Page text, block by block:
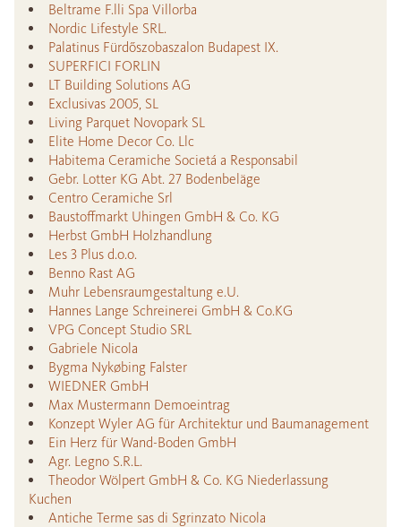
Beltrame F.lli Spa Villorba
Nordic Lifestyle SRL.
Palatinus Fürdőszobaszalon Budapest IX.
SUPERFICI FORLIN
LT Building Solutions AG
Exclusivas 2005, SL
Living Parquet Novopark SL
Elite Home Decor Co. Llc
Habitema Ceramiche Societá a Responsabil
Gebr. Lotter KG Abt. 27 Bodenbeläge
Centro Ceramiche Srl
Baustoffmarkt Uhingen GmbH & Co. KG
Herbst GmbH Holzhandlung
Les 3 Plus d.o.o.
Benno Rast AG
Muhr Lebensraumgestaltung e.U.
Hannes Lange Schreinerei GmbH & Co.KG
VPG Concept Studio SRL
Gabriele Nicola
Bygma Nykøbing Falster
WIEDNER GmbH
Max Mustermann Demoeintrag
Konzept Wyler AG für Architektur und Baumanagement
Ein Herz für Wand-Boden GmbH
Agr. Legno S.R.L.
Theodor Wölpert GmbH & Co. KG Niederlassung
Kuchen
Antiche Terme sas di Sgrinzato Nicola